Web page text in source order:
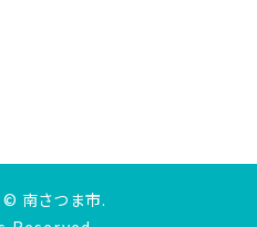
南さつま市.